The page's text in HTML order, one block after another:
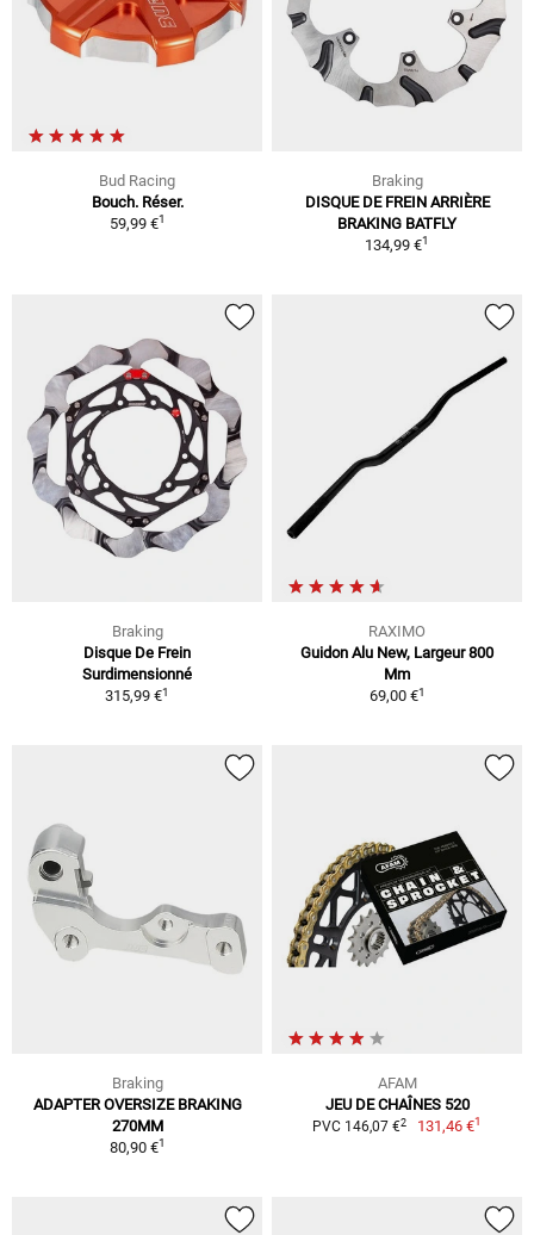
Bud Racing
Bouch. Réser.
59,99 €1
Braking
DISQUE DE FREIN ARRIÈRE
BRAKING BATFLY
134,99 €1
Braking
Disque De Frein
Surdimensionné
315,99 €1
RAXIMO
Guidon Alu New, Largeur 800
Mm
69,00 €1
Braking
ADAPTER OVERSIZE BRAKING
270MM
80,90 €1
AFAM
JEU DE CHAÎNES 520
PVC 146,07 €2 131,46 €1